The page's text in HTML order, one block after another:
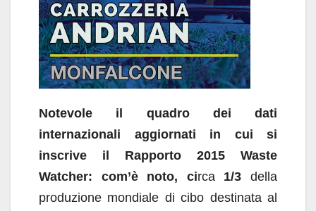
Notevole il quadro dei dati
internazionali aggiornati in cui si
inscrive il Rapporto 2015 Waste
Watcher: com’è noto, circa 1/3 della
produzione mondiale di cibo destinata al